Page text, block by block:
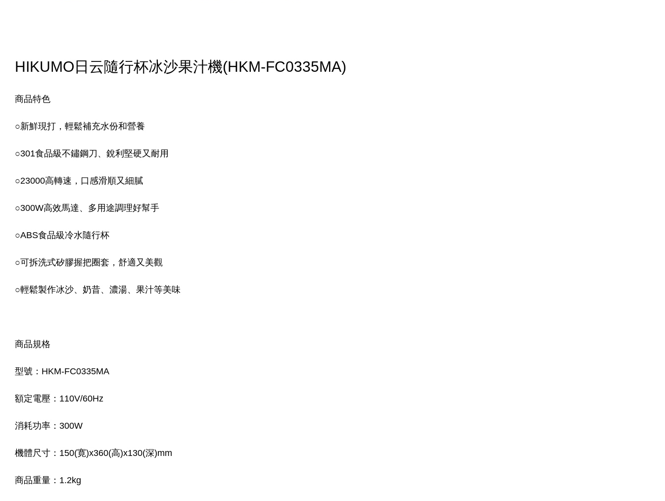
HIKUMO日云隨行杯冰沙果汁機(HKM-FC0335MA)
商品特色
○新鮮現打，輕鬆補充水份和營養
○301食品級不鏽鋼刀、銳利堅硬又耐用
○23000高轉速，口感滑順又細膩
○300W高效馬達、多用途調理好幫手
○ABS食品級冷水隨行杯
○可拆洗式矽膠握把圈套，舒適又美觀
○輕鬆製作冰沙、奶昔、濃湯、果汁等美味
商品規格
型號：HKM-FC0335MA
額定電壓：110V/60Hz
消耗功率：300W
機體尺寸：150(寛)x360(高)x130(深)mm
商品重量：1.2kg